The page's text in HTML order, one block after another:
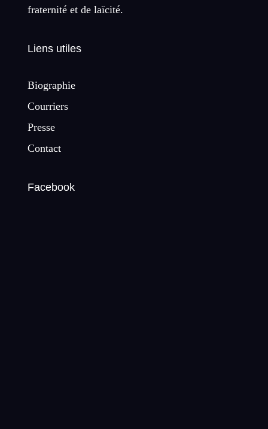
fraternité et de laïcité.
Liens utiles
Biographie
Courriers
Presse
Contact
Facebook